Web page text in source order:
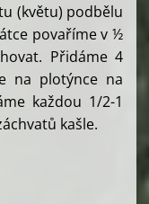
(květu) podbělu
povaříme v ½
Přidáme 4
na plotýnce na
každou 1/2-1
kašle.